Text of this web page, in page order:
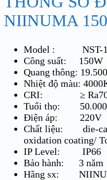
NIINUMA
Model : NST-
Công suất: 150W
Quang thông:
Nhiệt độ màu:
CRI: ≥
Tuổi thọ: 50.000
Điện áp: 220V
Chất liệu: die-
oxidation coating/
IP Level: IP66
Bảo hành: 3 năm
Hãng sx: